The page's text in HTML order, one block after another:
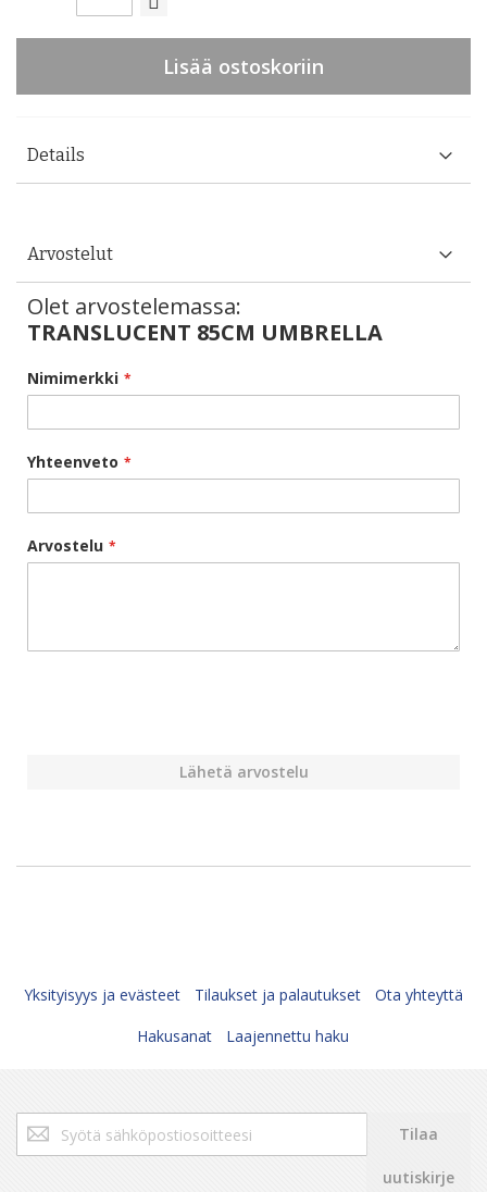
Lisää ostoskoriin
Details
Arvostelut
Olet arvostelemassa:
TRANSLUCENT 85CM UMBRELLA
Nimimerkki
Yhteenveto
Arvostelu
Lähetä arvostelu
Yksityisyys ja evästeet Tilaukset ja palautukset
Ota yhteyttä
Hakusanat
Laajennettu haku
Tilaa
uutiskirjeemme:
Tilaa
uutiskirje